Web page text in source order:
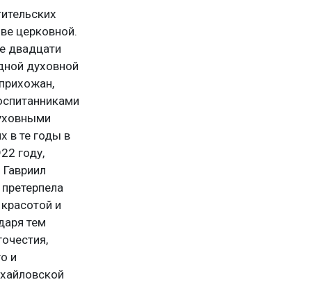
церковной.
двадцати
духовной
в те годы в
году,
и
тем
и